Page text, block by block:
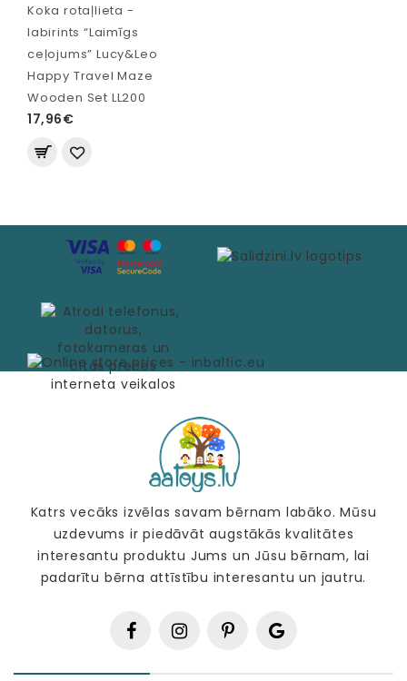
Koka rotaļlieta -
labirints “Laimīgs
ceļojums” Lucy&Leo
Happy Travel Maze
Wooden Set LL200
17,96€
Katrs vecāks izvēlas savam bērnam labāko. Mūsu
uzdevums ir piedāvāt augstākās kvalitātes
interesantu produktu Jums un Jūsu bērnam, lai
padarītu bērna attīstību interesantu un jautru.